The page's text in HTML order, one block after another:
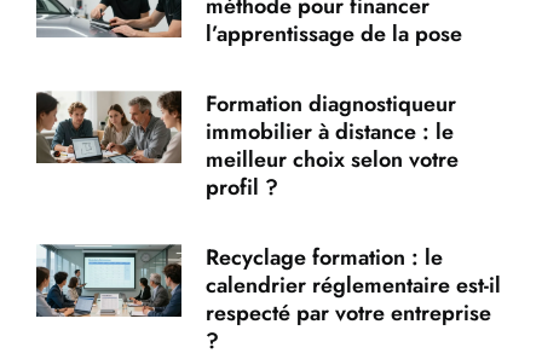
l’apprentissage de la pose
Formation diagnostiqueur
immobilier à distance : le
meilleur choix selon votre
profil ?
Recyclage formation : le
calendrier réglementaire est-il
respecté par votre entreprise
?